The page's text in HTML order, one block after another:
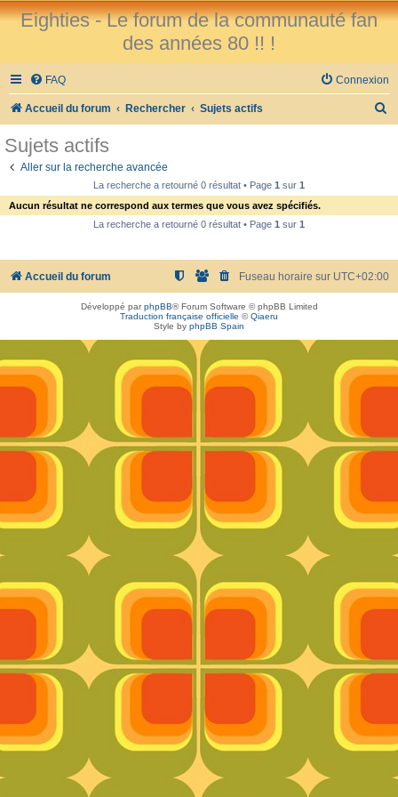
Eighties - Le forum de la communauté fan
des années 80 !! !
FAQ Connexion
Accueil du forum Rechercher Sujets actifs
e
Sujets actifs
Aller sur la recherche avancée
La recherche a retourné 0 résultat • Page 1 sur 1
Aucun résultat ne correspond aux termes que vous avez spécifiés.
La recherche a retourné 0 résultat • Page 1 sur 1
Accueil du forum Fuseau horaire sur UTC+02:00
Développé parphpBB® Forum Software © phpBB Limited
Traduction française officielle ©Qiaeru
Style by phpBB Spain